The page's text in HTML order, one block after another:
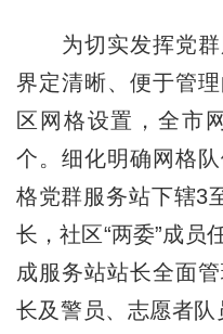
为切实发挥党群
界定清晰、便于管
区网格设置，全市
个。细化明确网格
格党群服务站下辖3
长，社区“两委”成员
成服务站站长全面
长及警员、志愿者队